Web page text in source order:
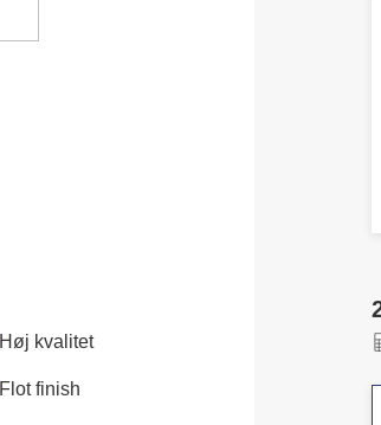
Høj kvalitet
Flot finish